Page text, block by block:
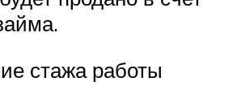
стажа работы